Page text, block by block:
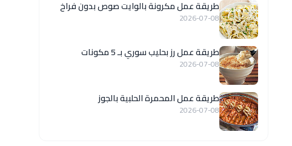
طريقة عمل مكرونة بالوايت صوص بدون فراخ
2026-07-08
طريقة عمل رز بحليب سوري بـ 5 مكونات
2026-07-08
طريقة عمل المحمرة الحلبية بالجوز
2026-07-08